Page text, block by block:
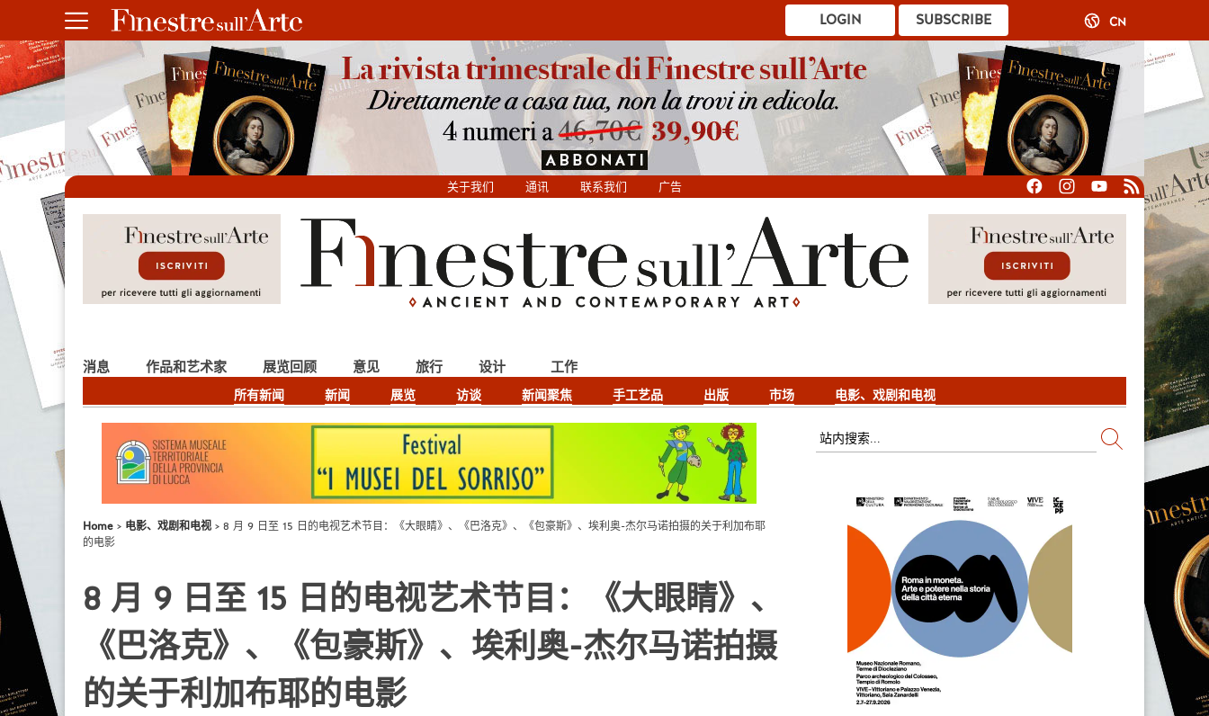
SUBSCRIBE
LOGIN CN
关于我们 通讯 联系我们 广告
消息
所有新闻 新闻 展览 访谈 新闻聚焦 手工艺品 出版 市场 电影、戏剧和电视
作品和艺术家 展览回顾 意见 旅行 设计 工作
Home 电影、戏剧和电视
8 月 9 日至 15 日的电视艺术节目：《大眼睛》、《巴洛克》、《包豪斯》、埃利奥-杰尔马诺拍摄的关于利加布耶
的电影
8 月 9 日至 15 日的电视艺术节目：《大眼睛》、
《巴洛克》、《包豪斯》、埃利奥-杰尔马诺拍摄
的关于利加布耶的电影